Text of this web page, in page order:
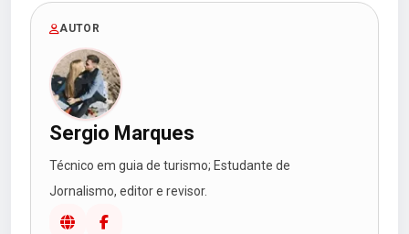
AUTOR
Sergio Marques
Técnico em guia de turismo; Estudante de
Jornalismo, editor e revisor.